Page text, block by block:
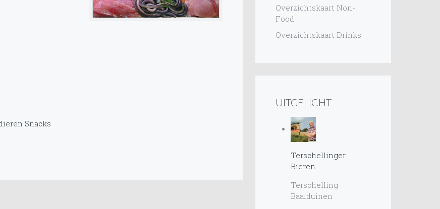
Snacks
Overzichtskaart Non-
Food
Overzichtskaart Drinks
UITGELICHT
Terschellinger
Bieren
Terschelling
Baaiduinen